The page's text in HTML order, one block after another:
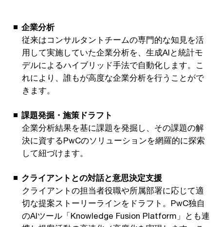
企業分析
従来はコンサルタントチームの専門的な知見を活
用して実施していた企業分析を、生成AIと統計モ
デルによるハイブリッド手法で自動化します。こ
れにより、誰もが高度な企業分析を行うことがで
きます。
課題発掘・施策ドラフト
企業分析結果を基に課題を発掘し、その課題の解
決に資するPwCのソリューションを網羅的に探索
して紐づけます。
クライアントとの対話と意思決定支援
クライアントの担当者役職や所属部署に応じて適
切な提案ストーリーラインをドラフト。PwC独自
のAIツール「Knowledge Fusion Platform」とも連